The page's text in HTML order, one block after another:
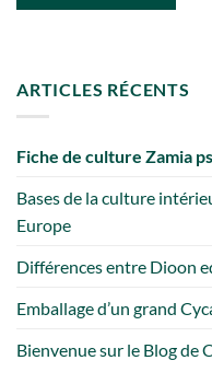
ARTICLES RÉCENTS
Fiche de culture Zamia
Bases de la culture
Europe
Différences entre Dioon
Emballage d’un grand
Bienvenue sur le Blog de